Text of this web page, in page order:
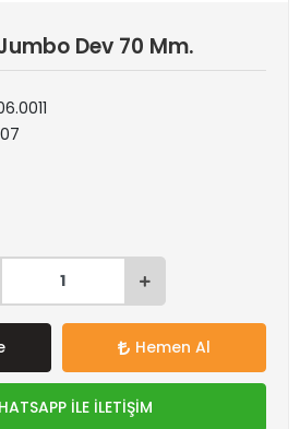
Dev 70 Mm.
Hemen Al
İLE İLETİŞİM